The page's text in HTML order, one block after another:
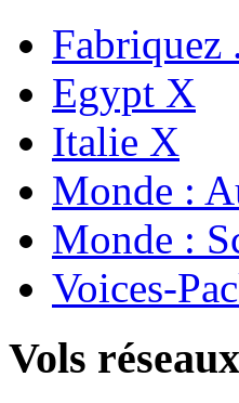
Fabriquez
Egypt X
Italie X
Monde :
Monde :
Voices-
Vols réseaux